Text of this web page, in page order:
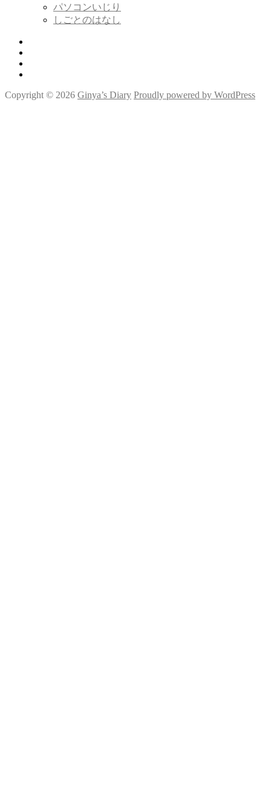
パソコンいじり
しごとのはなし
Copyright © 2026 Ginya’s Diary Proudly powered by WordPress